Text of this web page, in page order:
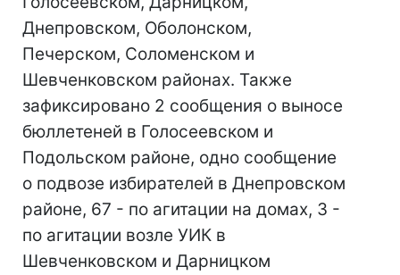
Днепровском, Оболонском,
Печерском, Соломенском и
Шевченковском районах. Также
зафиксировано 2 сообщения о выносе
бюллетеней в Голосеевском и
Подольском районе, одно сообщение
о подвозе избирателей в Днепровском
районе, 67 - по агитации на домах, 3 -
по агитации возле УИК в
Шевченковском и Дарницком